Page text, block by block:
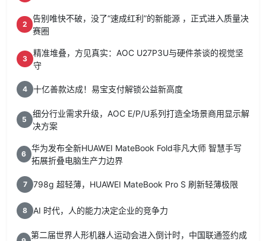
2
告别唯快不破，没了“速成红利”的新能源 ，正式进入质量决
赛圈
3
精准堆叠，方见真实：AOC U27P3U与硬件茶谈的视觉坚
守
4 十亿善款达成！易宝支付解锁公益新高度
5
细分行业需求升级，AOC E/P/U系列打造全场景商用显示解
决方案
6
华为发布全新HUAWEI MateBook Fold非凡大师 智慧手写
拓展折叠电脑生产力边界
7 798g 超轻薄，HUAWEI MateBook Pro S 刷新轻薄极限
8 AI 时代，人的能力决定企业的竞争力
第二届世界人形机器人运动会进入倒计时，中国联通签约成